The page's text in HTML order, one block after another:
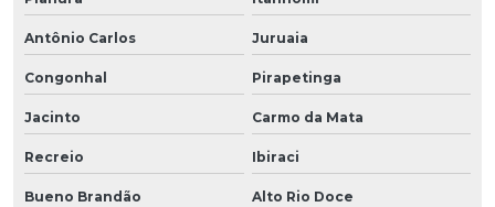
Antônio Carlos Juruaia
Congonhal Pirapetinga
Jacinto Carmo da Mata
Recreio Ibiraci
Bueno Brandão Alto Rio Doce